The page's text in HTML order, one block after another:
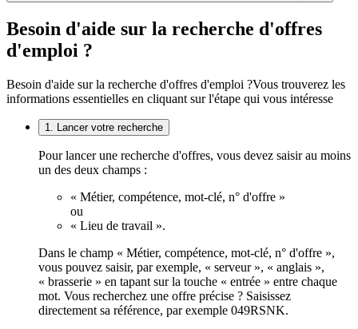
Besoin d'aide sur la recherche d'offres
d'emploi ?
Besoin d'aide sur la recherche d'offres d'emploi ?Vous trouverez les
informations essentielles en cliquant sur l'étape qui vous intéresse
1. Lancer votre recherche
Pour lancer une recherche d'offres, vous devez saisir au moins
un des deux champs :
« Métier, compétence, mot-clé, n° d'offre »
ou
« Lieu de travail ».
Dans le champ « Métier, compétence, mot-clé, n° d'offre »,
vous pouvez saisir, par exemple, « serveur », « anglais »,
« brasserie » en tapant sur la touche « entrée » entre chaque
mot. Vous recherchez une offre précise ? Saisissez
directement sa référence, par exemple 049RSNK.